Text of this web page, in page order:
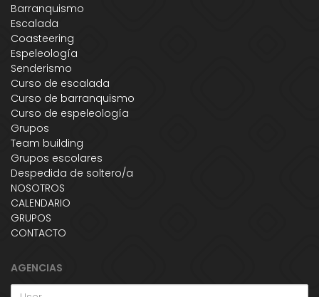
Barranquismo
Escalada
Coasteering
Espeleología
Senderismo
Curso de escalada
Curso de barranquismo
Curso de espeleología
Grupos
Team building
Grupos escolares
Despedida de soltero/a
NOSOTROS
CALENDARIO
GRUPOS
CONTACTO
AGENCIAS